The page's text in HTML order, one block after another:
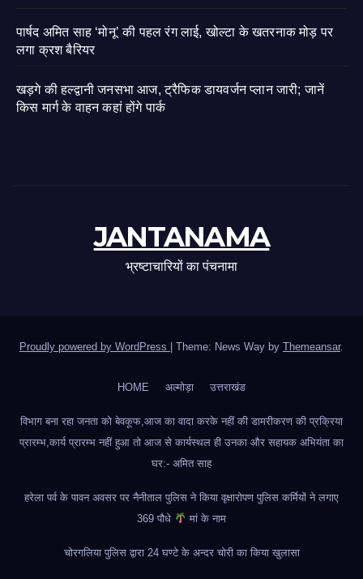
पार्षद अमित साह ‘मोनू’ की पहल रंग लाई, खोल्टा के खतरनाक मोड़ पर
लगा क्रश बैरियर
खड़गे की हल्द्वानी जनसभा आज, ट्रैफिक डायवर्जन प्लान जारी; जानें
किस मार्ग के वाहन कहां होंगे पार्क
JANTANAMA
भ्रष्टाचारियों का पंचनामा
Proudly powered by WordPress Theme: News Way by Themeansar.
HOME अल्मोड़ा उत्तराखंड
विभाग बना रहा जनता को बेवकूफ,आज का वादा करके नहीं की डामरीकरण की प्रक्रिया
प्रारम्भ,कार्य प्रारम्भ नहीं हुआ तो आज से कार्यस्थल ही उनका और सहायक अभियंता का
घर:- अमित साह
हरेला पर्व के पावन अवसर पर नैनीताल पुलिस ने किया वृक्षारोपण पुलिस कर्मियों ने लगाए
369 पौधे
मां के नाम
चोरगलिया पुलिस द्वारा 24 घण्टे के अन्दर चोरी का किया खुलासा